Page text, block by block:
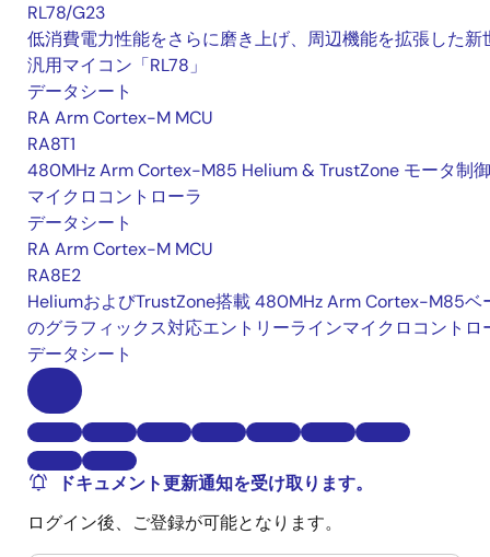
RL78/G23
低消費電力性能をさらに磨き上げ、周辺機能を拡張した新
汎用マイコン「RL78」
データシート
RA Arm Cortex-M MCU
RA8T1
480MHz Arm Cortex-M85 Helium & TrustZone モータ制
マイクロコントローラ
データシート
RA Arm Cortex-M MCU
RA8E2
HeliumおよびTrustZone搭載 480MHz Arm Cortex-M85ベ
のグラフィックス対応エントリーラインマイクロコントロ
データシート
ドキュメント更新通知を受け取ります。
ログイン後、ご登録が可能となります。